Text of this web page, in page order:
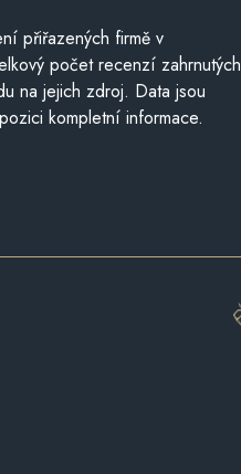
přiřazených firmě v
počet recenzí zahrnutých
na jejich zdroj. Data jsou
kompletní informace.